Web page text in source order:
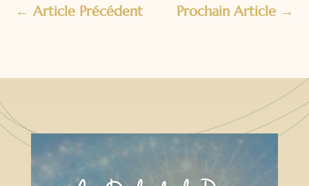
←Article Précédent Prochain Article→